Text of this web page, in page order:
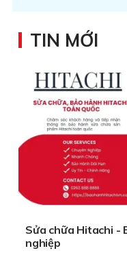
TIN MỚI
Sửa chữa Hitachi -
nghiệp